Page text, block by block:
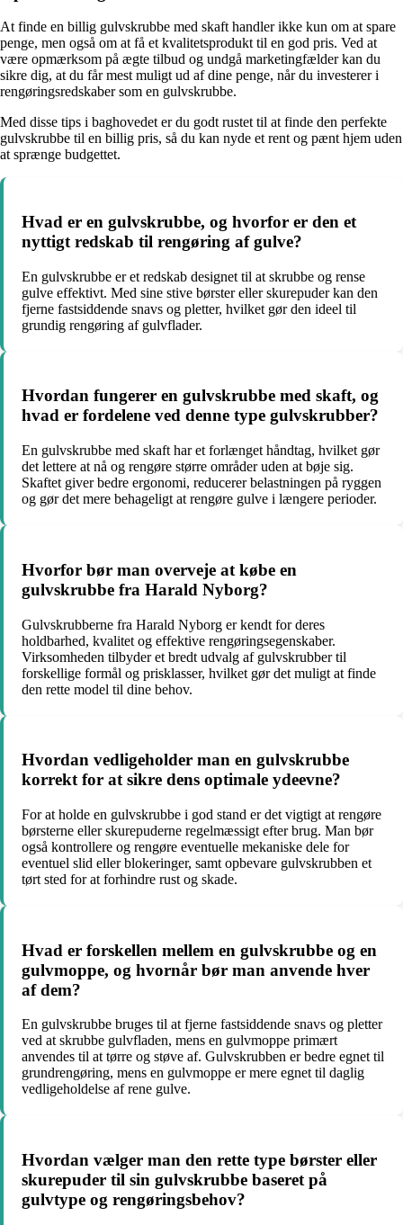
At finde en billig gulvskrubbe med skaft handler ikke kun om at spare
penge, men også om at få et kvalitetsprodukt til en god pris. Ved at
være opmærksom på ægte tilbud og undgå marketingfælder kan du
sikre dig, at du får mest muligt ud af dine penge, når du investerer i
rengøringsredskaber som en gulvskrubbe.
Med disse tips i baghovedet er du godt rustet til at finde den perfekte
gulvskrubbe til en billig pris, så du kan nyde et rent og pænt hjem uden
at sprænge budgettet.
Hvad er en gulvskrubbe, og hvorfor er den et
nyttigt redskab til rengøring af gulve?
En gulvskrubbe er et redskab designet til at skrubbe og rense
gulve effektivt. Med sine stive børster eller skurepuder kan den
fjerne fastsiddende snavs og pletter, hvilket gør den ideel til
grundig rengøring af gulvflader.
Hvordan fungerer en gulvskrubbe med skaft, og
hvad er fordelene ved denne type gulvskrubber?
En gulvskrubbe med skaft har et forlænget håndtag, hvilket gør
det lettere at nå og rengøre større områder uden at bøje sig.
Skaftet giver bedre ergonomi, reducerer belastningen på ryggen
og gør det mere behageligt at rengøre gulve i længere perioder.
Hvorfor bør man overveje at købe en
gulvskrubbe fra Harald Nyborg?
Gulvskrubberne fra Harald Nyborg er kendt for deres
holdbarhed, kvalitet og effektive rengøringsegenskaber.
Virksomheden tilbyder et bredt udvalg af gulvskrubber til
forskellige formål og prisklasser, hvilket gør det muligt at finde
den rette model til dine behov.
Hvordan vedligeholder man en gulvskrubbe
korrekt for at sikre dens optimale ydeevne?
For at holde en gulvskrubbe i god stand er det vigtigt at rengøre
børsterne eller skurepuderne regelmæssigt efter brug. Man bør
også kontrollere og rengøre eventuelle mekaniske dele for
eventuel slid eller blokeringer, samt opbevare gulvskrubben et
tørt sted for at forhindre rust og skade.
Hvad er forskellen mellem en gulvskrubbe og en
gulvmoppe, og hvornår bør man anvende hver
af dem?
En gulvskrubbe bruges til at fjerne fastsiddende snavs og pletter
ved at skrubbe gulvfladen, mens en gulvmoppe primært
anvendes til at tørre og støve af. Gulvskrubben er bedre egnet til
grundrengøring, mens en gulvmoppe er mere egnet til daglig
vedligeholdelse af rene gulve.
Hvordan vælger man den rette type børster eller
skurepuder til sin gulvskrubbe baseret på
gulvtype og rengøringsbehov?